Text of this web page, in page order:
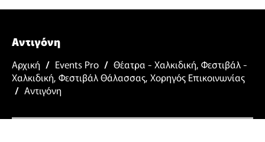
Αντιγόνη
Αρχική / Events Pro / Θέατρα - Χαλκιδική, Φεστιβάλ -
Χαλκιδική, Φεστιβάλ Θάλασσας, Χορηγός Επικοινωνίας
/ Αντιγόνη